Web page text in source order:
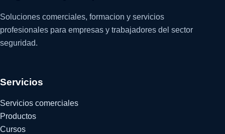
Soluciones comerciales, formacion y servicios
profesionales para empresas y trabajadores del sector
seguridad.
Servicios
Servicios comerciales
Productos
Cursos